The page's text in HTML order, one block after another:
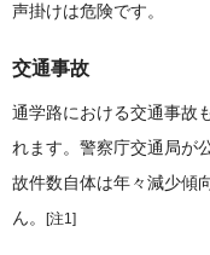
声掛けは危険です。
交通事故
通学路における交通事故
れます。警察庁交通局が
故件数自体は年々減少傾
ん。
[注1]